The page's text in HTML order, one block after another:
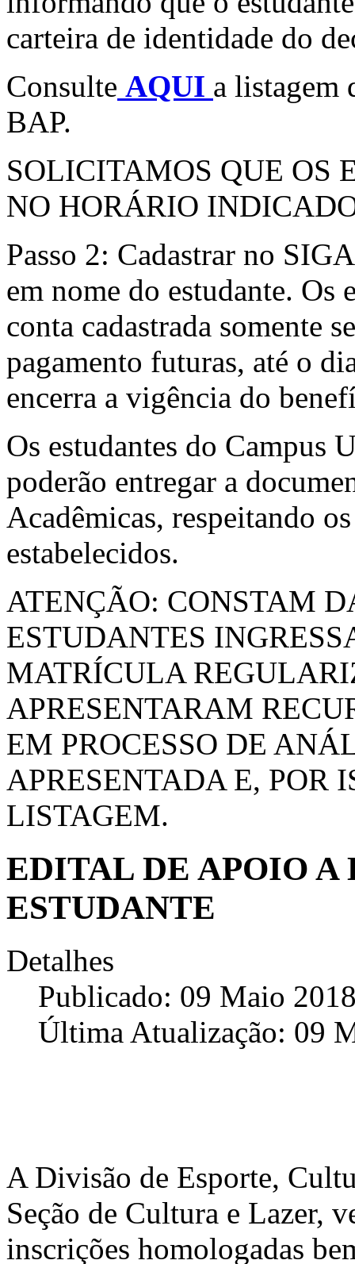
carteira de identidade do
Consulte AQUI a listagem
BAP.
SOLICITAMOS QUE OS
NO HORÁRIO
Passo 2: Cadastrar no
em nome do estudante. Os
conta cadastrada somente
pagamento futuras, até o
encerra a vigência do
Os estudantes do Campus
poderão entregar a
Acadêmicas, respeitando
estabelecidos.
ATENÇÃO: CONSTAM
ESTUDANTES
MATRÍCULA
APRESENTARAM
EM PROCESSO DE
APRESENTADA E, POR
LISTAGEM.
EDITAL DE APOIO A
ESTUDANTE
Detalhes
Publicado: 09 Maio
Última Atualização: 09
A Divisão de Esporte,
Seção de Cultura e Lazer,
inscrições homologadas